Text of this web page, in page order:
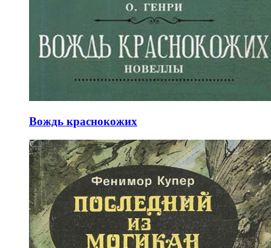
Вождь краснокожих